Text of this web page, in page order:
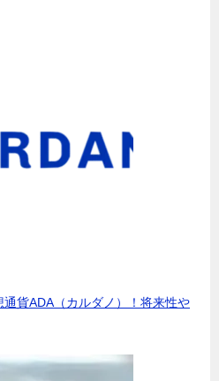
貨ADA（カルダノ）！将来性や